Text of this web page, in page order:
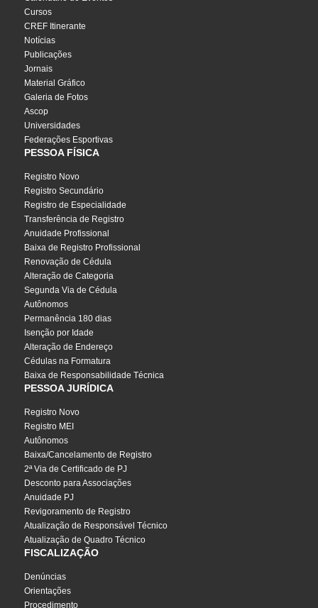
Cursos
CREF Itinerante
Notícias
Publicações
Jornais
Material Gráfico
Galeria de Fotos
Ascop
Universidades
Federações Esportivas
PESSOA FÍSICA
Registro Novo
Registro Secundário
Registro de Especialidade
Transferência de Registro
Anuidade Profissional
Baixa de Registro Profissional
Renovação de Cédula
Alteração de Categoria
Segunda Via de Cédula
Autônomos
Permanência 180 dias
Isenção por Idade
Alteração de Endereço
Cédulas na Formatura
Baixa de Responsabilidade Técnica
PESSOA JURÍDICA
Registro Novo
Registro MEI
Autônomos
Baixa/Cancelamento de Registro
2ª Via de Certificado de PJ
Desconto para Associações
Anuidade PJ
Revigoramento de Registro
Atualização de Responsável Técnico
Atualização de Quadro Técnico
FISCALIZAÇÃO
Denúncias
Orientações
Procedimento